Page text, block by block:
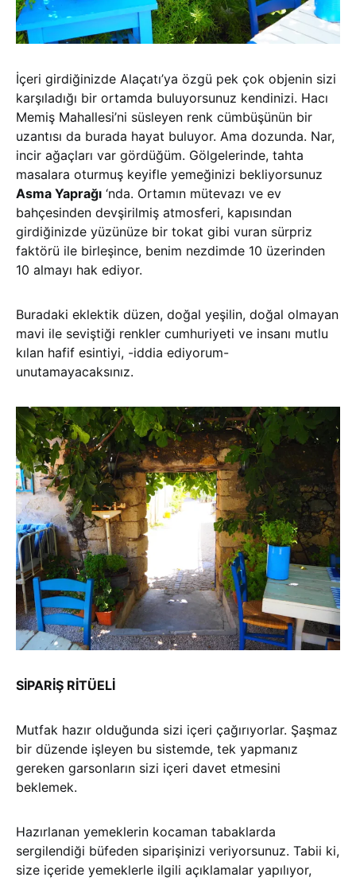
İçeri girdiğinizde Alaçatı’ya özgü pek çok objenin sizi
karşıladığı bir ortamda buluyorsunuz kendinizi. Hacı
Memiş Mahallesi’ni süsleyen renk cümbüşünün bir
uzantısı da burada hayat buluyor. Ama dozunda. Nar,
incir ağaçları var gördüğüm. Gölgelerinde, tahta
masalara oturmuş keyifle yemeğinizi bekliyorsunuz
Asma Yaprağı ‘nda. Ortamın mütevazı ve ev
bahçesinden devşirilmiş atmosferi, kapısından
girdiğinizde yüzünüze bir tokat gibi vuran sürpriz
faktörü ile birleşince, benim nezdimde 10 üzerinden
10 almayı hak ediyor.
Buradaki eklektik düzen, doğal yeşilin, doğal olmayan
mavi ile seviştiği renkler cumhuriyeti ve insanı mutlu
kılan hafif esintiyi, -iddia ediyorum-
unutamayacaksınız.
SİPARİŞ RİTÜELİ
Mutfak hazır olduğunda sizi içeri çağırıyorlar. Şaşmaz
bir düzende işleyen bu sistemde, tek yapmanız
gereken garsonların sizi içeri davet etmesini
beklemek.
Hazırlanan yemeklerin kocaman tabaklarda
sergilendiği büfeden siparişinizi veriyorsunuz. Tabii ki,
size içeride yemeklerle ilgili açıklamalar yapılıyor,